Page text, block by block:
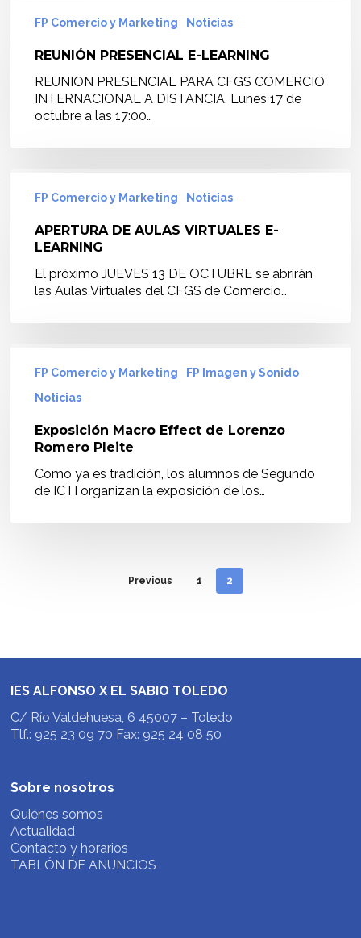
PRESENCIAL
LEARNING
FP Comercio y Marketing Noticias
REUNIÓN PRESENCIAL E-LEARNING
REUNION PRESENCIAL PARA CFGS COMERCIO
INTERNACIONAL A DISTANCIA. Lunes 17 de
octubre a las 17:00…
VIRTUALES
FP Comercio y Marketing Noticias
APERTURA DE AULAS VIRTUALES E-
LEARNING
El próximo JUEVES 13 DE OCTUBRE se abrirán
las Aulas Virtuales del CFGS de Comercio…
Macro
Romero
Pleite
FP Comercio y Marketing
FP Imagen y Sonido
Noticias
Exposición Macro Effect de Lorenzo
Romero Pleite
Como ya es tradición, los alumnos de Segundo
de ICTI organizan la exposición de los…
Previous 1 2
IES ALFONSO X EL SABIO TOLEDO
C/ Río Valdehuesa, 6 45007 – Toledo
Tlf.: 925 23 09 70 Fax: 925 24 08 50
Sobre nosotros
Quiénes somos
Actualidad
Contacto y horarios
TABLÓN DE ANUNCIOS